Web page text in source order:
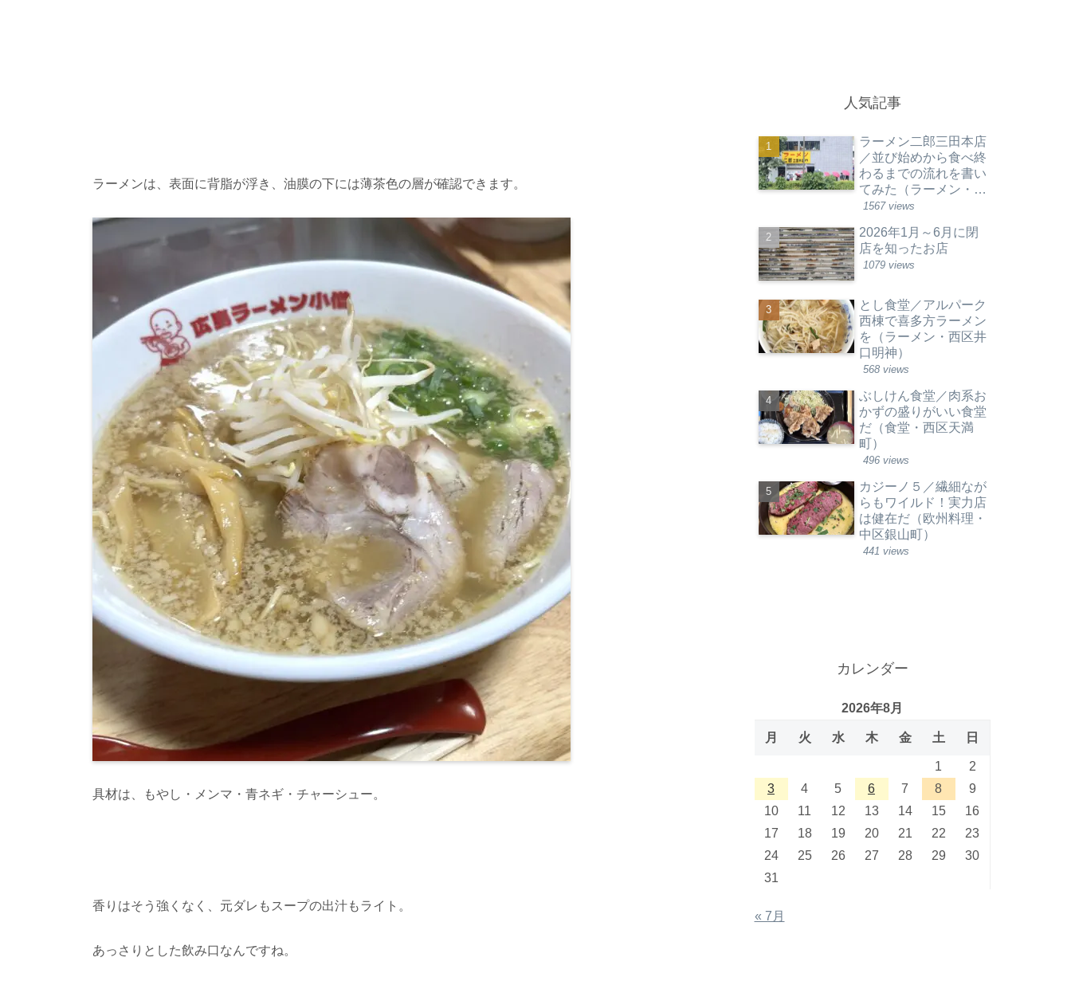
ラーメンは、表面に背脂が浮き、油膜の下には薄茶色の層が確認できます。
具材は、もやし・メンマ・青ネギ・チャーシュー。
香りはそう強くなく、元ダレもスープの出汁もライト。
あっさりとした飲み口なんですね。
人気記事
ラーメン二郎三田本店
／並び始めから食べ終
わるまでの流れを書い
てみた（ラーメン・東
京都港区）
1567 views
2026年1月～6月に閉
店を知ったお店
1079 views
とし食堂／アルパーク
西棟で喜多方ラーメン
を（ラーメン・西区井
口明神）
568 views
ぶしけん食堂／肉系お
かずの盛りがいい食堂
だ（食堂・西区天満
町）
496 views
カジーノ５／繊細なが
らもワイルド！実力店
は健在だ（欧州料理・
中区銀山町）
441 views
カレンダー
2026年8月
月 火 水 木 金 土 日
1
2
3
4 5 6 7 8
9
10
11 12 13 14 15
16
17
18 19 20 21 22
23
24
25 26 27 28 29
30
31
« 7月